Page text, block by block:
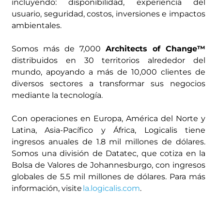
incluyendo: disponibilidad, experiencia del
usuario, seguridad, costos, inversiones e impactos
ambientales.
Somos más de 7,000 Architects of Change™
distribuidos en 30 territorios alrededor del
mundo, apoyando a más de 10,000 clientes de
diversos sectores a transformar sus negocios
mediante la tecnología.
Con operaciones en Europa, América del Norte y
Latina, Asia-Pacífico y África, Logicalis tiene
ingresos anuales de 1.8 mil millones de dólares.
Somos una división de Datatec, que cotiza en la
Bolsa de Valores de Johannesburgo, con ingresos
globales de 5.5 mil millones de dólares. Para más
información, visite la.logicalis.com.